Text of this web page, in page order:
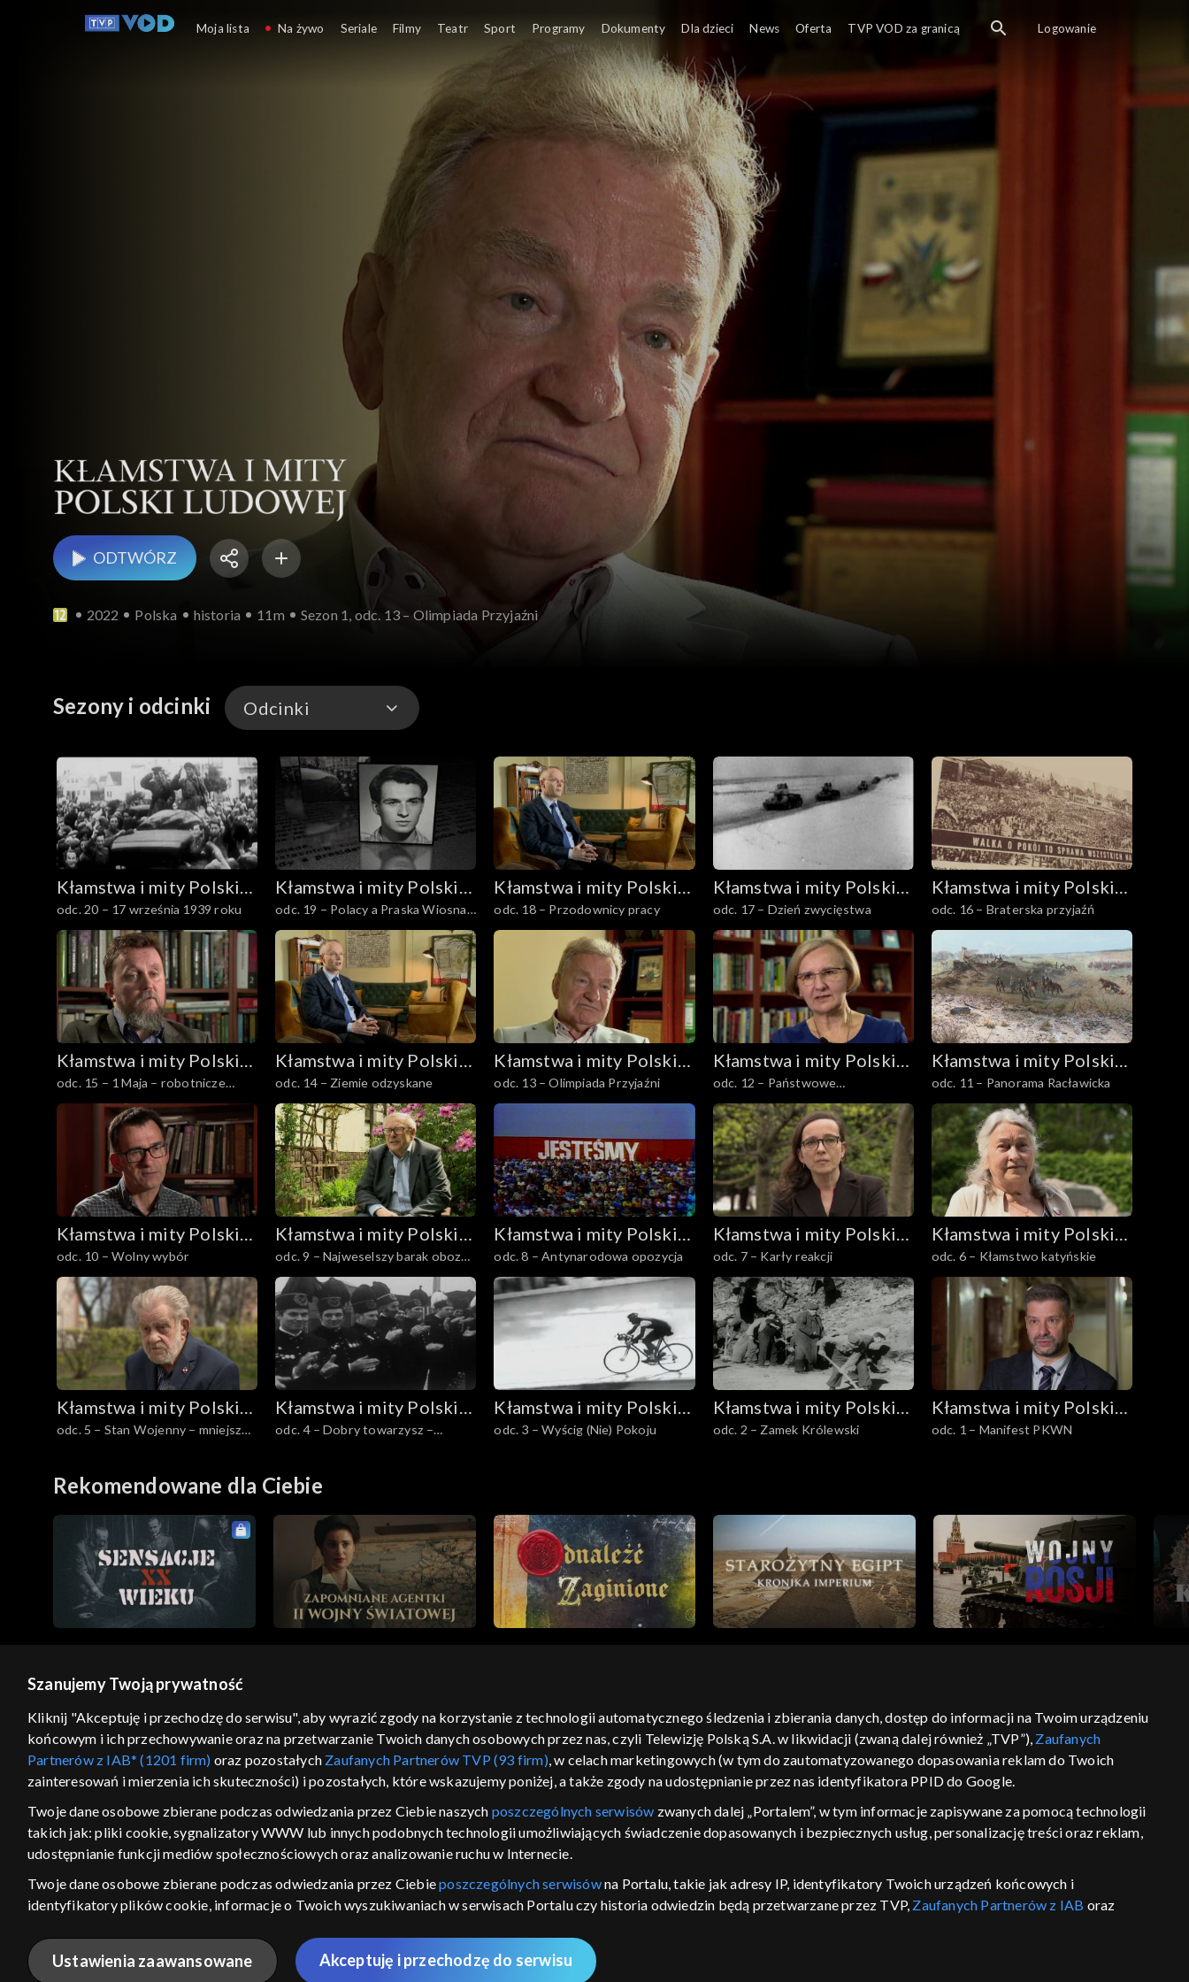
ODTWÓRZ
2022 Polska historia 11m Sezon 1, odc. 13 – Olimpiada Przyjaźni
Sezony i odcinki Odcinki
Odcinki
Kłamstwa i mity Polski
Ludowej
odc. 20 – 17 września 1939 roku
Kłamstwa i mity Polski
Ludowej
odc. 19 – Polacy a Praska Wiosna
1968 r.
Kłamstwa i mity Polski
Ludowej
odc. 18 – Przodownicy pracy
Kłamstwa i mity Polski
Ludowej
odc. 17 – Dzień zwycięstwa
Kłamstwa i mity Polski
Ludowej
odc. 16 – Braterska przyjaźń
Kłamstwa i mity Polski
Ludowej
odc. 15 – 1 Maja – robotnicze
święto
Kłamstwa i mity Polski
Ludowej
odc. 14 – Ziemie odzyskane
Kłamstwa i mity Polski
Ludowej
odc. 13 – Olimpiada Przyjaźni
Kłamstwa i mity Polski
Ludowej
odc. 12 – Państwowe
Gospodarstwa Rolne
Kłamstwa i mity Polski
Ludowej
odc. 11 – Panorama Racławicka
Kłamstwa i mity Polski
Ludowej
odc. 10 – Wolny wybór
Kłamstwa i mity Polski
Ludowej
odc. 9 – Najweselszy barak obozu
socjalistycznego
Kłamstwa i mity Polski
Ludowej
odc. 8 – Antynarodowa opozycja
Kłamstwa i mity Polski
Ludowej
odc. 7 – Karły reakcji
Kłamstwa i mity Polski
Ludowej
odc. 6 – Kłamstwo katyńskie
Kłamstwa i mity Polski
Ludowej
odc. 5 – Stan Wojenny – mniejsze
Kłamstwa i mity Polski
Ludowej
odc. 4 – Dobry towarzysz –
Kłamstwa i mity Polski
Ludowej
odc. 3 – Wyścig (Nie) Pokoju
Kłamstwa i mity Polski
Ludowej
odc. 2 – Zamek Królewski
Kłamstwa i mity Polski
Ludowej
odc. 1 – Manifest PKWN
Rekomendowane dla Ciebie
GEOLOKALIZACJA
ŁĄCZYSZ SIĘ SPOZA POLSKI
Kraj, z którego się łączysz, to Stany Zjednoczone ,
w związku z czym część tytułów na platformie TVP
materiały możesz obejrzeć.
regulamin serwisu cennik polityka prywatności moje zgody pomoc kontakt voucher dostępność informacje o dostawcy usług
Moja lista Na żywo Seriale Filmy Teatr Sport Programy Dokumenty Dla dzieci News Oferta TVP VOD za granicą Logowanie
Szanujemy Twoją prywatność
Kliknij "Akceptuję i przechodzę do serwisu", aby wyrazić zgody na korzystanie z technologii automatycznego śledzenia i zbierania danych, dostęp do informacji na Twoim urządzeniu
końcowym i ich przechowywanie oraz na przetwarzanie Twoich danych osobowych przez nas, czyli Telewizję Polską S.A. w likwidacji (zwaną dalej również „TVP”), Zaufanych
Partnerów z IAB* (1201 firm) oraz pozostałych Zaufanych Partnerów TVP (93 firm), w celach marketingowych (w tym do zautomatyzowanego dopasowania reklam do Twoich
zainteresowań i mierzenia ich skuteczności) i pozostałych, które wskazujemy poniżej, a także zgody na udostępnianie przez nas identyfikatora PPID do Google.
Twoje dane osobowe zbierane podczas odwiedzania przez Ciebie naszych poszczególnych serwisów zwanych dalej „Portalem”, w tym informacje zapisywane za pomocą technologii
takich jak: pliki cookie, sygnalizatory WWW lub innych podobnych technologii umożliwiających świadczenie dopasowanych i bezpiecznych usług, personalizację treści oraz reklam,
udostępnianie funkcji mediów społecznościowych oraz analizowanie ruchu w Internecie.
Twoje dane osobowe zbierane podczas odwiedzania przez Ciebieposzczególnych serwisówna Portalu, takie jak adresy IP, identyfikatory Twoich urządzeń końcowych i
identyfikatory plików cookie, informacje o Twoich wyszukiwaniach w serwisach Portalu czy historia odwiedzin będą przetwarzane przez TVP, Zaufanych Partnerów z IAB oraz
wyboru spersonalizowanych reklam, tworzenia profilu spersonalizowanych reklam, tworzenia profilu spersonalizowanych treści, wyboru spersonalizowanych treści, pomiaru
wydajności reklam, pomiaru wydajności treści, stosowania badań rynkowych w celu generowania opinii odbiorców, opracowywania i ulepszania produktów, zapewnienia
Ustawienia zaawansowane Akceptuję i przechodzę do serwisu